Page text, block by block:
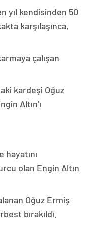
yıl kendisinden 50
karşılaşınca,
çalışan
kardeşi Oğuz
Altın’ı
hayatını
olan Engin Altın
Oğuz Ermiş
bırakıldı.